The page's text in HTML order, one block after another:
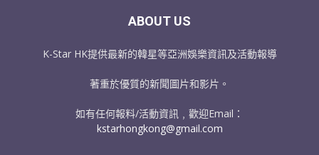
ABOUT US
K-Star HK提供最新的韓星等亞洲娛樂資訊及活動報導
著重於優質的新聞圖片和影片。
如有任何報料/活動資訊﹐歡迎Email：
kstarhongkong@gmail.com